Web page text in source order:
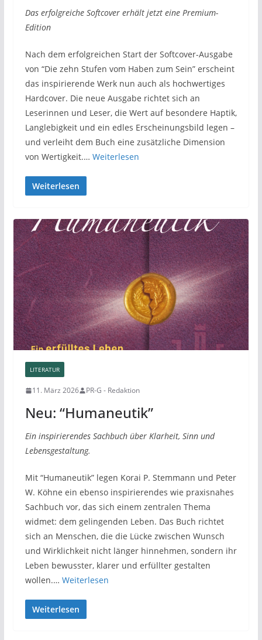
Das erfolgreiche Softcover erhält jetzt eine Premium-
Edition
Nach dem erfolgreichen Start der Softcover-Ausgabe
von “Die zehn Stufen vom Haben zum Sein” erscheint
das inspirierende Werk nun auch als hochwertiges
Hardcover. Die neue Ausgabe richtet sich an
Leserinnen und Leser, die Wert auf besondere Haptik,
Langlebigkeit und ein edles Erscheinungsbild legen –
und verleiht dem Buch eine zusätzliche Dimension
von Wertigkeit.… Weiterlesen
Weiterlesen
LITERATUR
11. März 2026 PR-G - Redaktion
Neu: “Humaneutik”
Ein inspirierendes Sachbuch über Klarheit, Sinn und
Lebensgestaltung.
Mit “Humaneutik” legen Korai P. Stemmann und Peter
W. Köhne ein ebenso inspirierendes wie praxisnahes
Sachbuch vor, das sich einem zentralen Thema
widmet: dem gelingenden Leben. Das Buch richtet
sich an Menschen, die die Lücke zwischen Wunsch
und Wirklichkeit nicht länger hinnehmen, sondern ihr
Leben bewusster, klarer und erfüllter gestalten
wollen.… Weiterlesen
Weiterlesen